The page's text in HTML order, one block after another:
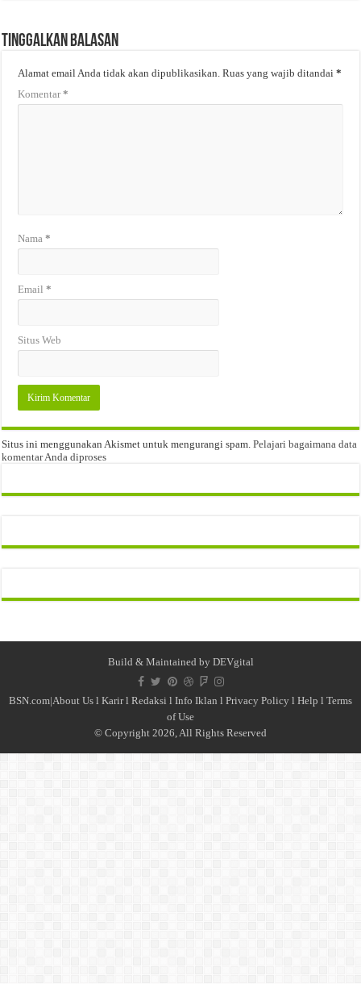
Tinggalkan Balasan
Alamat email Anda tidak akan dipublikasikan. Ruas yang wajib ditandai*
Komentar*
Nama*
Email*
Situs Web
Situs ini menggunakan Akismet untuk mengurangi spam.Pelajari bagaimana data
komentar Anda diproses
Build & Maintained by DEVgital
BSN.com|About Us l Karirl Redaksi l Info Iklan l Privacy Policy l Help l Terms
of Use
© Copyright 2026, All Rights Reserved